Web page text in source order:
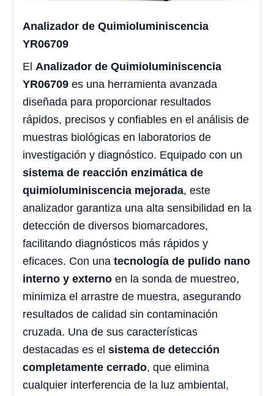
Analizador de Quimioluminiscencia
YR06709
El Analizador de Quimioluminiscencia
YR06709 es una herramienta avanzada
diseñada para proporcionar resultados
rápidos, precisos y confiables en el análisis de
muestras biológicas en laboratorios de
investigación y diagnóstico. Equipado con un
sistema de reacción enzimática de
quimioluminiscencia mejorada, este
analizador garantiza una alta sensibilidad en la
detección de diversos biomarcadores,
facilitando diagnósticos más rápidos y
eficaces. Con una tecnología de pulido nano
interno y externo en la sonda de muestreo,
minimiza el arrastre de muestra, asegurando
resultados de calidad sin contaminación
cruzada. Una de sus características
destacadas es el sistema de detección
completamente cerrado, que elimina
cualquier interferencia de la luz ambiental,